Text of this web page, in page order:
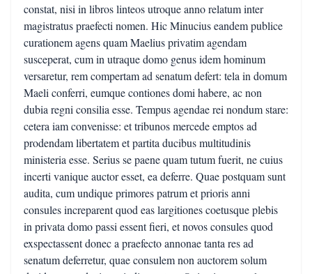
constat, nisi in libros linteos utroque anno relatum inter
magistratus praefecti nomen. Hic Minucius eandem publice
curationem agens quam Maelius privatim agendam
susceperat, cum in utraque domo genus idem hominum
versaretur, rem compertam ad senatum defert: tela in domum
Maeli conferri, eumque contiones domi habere, ac non
dubia regni consilia esse. Tempus agendae rei nondum stare:
cetera iam convenisse: et tribunos mercede emptos ad
prodendam libertatem et partita ducibus multitudinis
ministeria esse. Serius se paene quam tutum fuerit, ne cuius
incerti vanique auctor esset, ea deferre. Quae postquam sunt
audita, cum undique primores patrum et prioris anni
consules increparent quod eas largitiones coetusque plebis
in privata domo passi essent fieri, et novos consules quod
exspectassent donec a praefecto annonae tanta res ad
senatum deferretur, quae consulem non auctorem solum